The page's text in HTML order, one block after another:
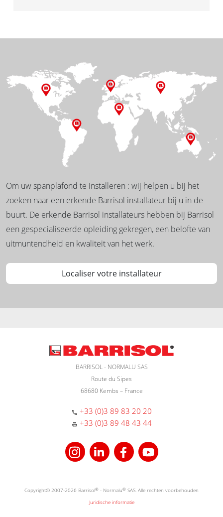
Om uw spanplafond te installeren : wij helpen u bij het
zoeken naar een erkende Barrisol installateur bij u in de
buurt. De erkende Barrisol installateurs hebben bij Barrisol
een gespecialiseerde opleiding gekregen, een belofte van
uitmuntendheid en kwaliteit van het werk.
Localiser votre installateur
BARRISOL - NORMALU SAS
Route du Sipes
68680 Kembs – France
+33 (0)3 89 83 20 20
+33 (0)3 89 48 43 44
Copyright© 2007-2026 Barrisol® - Normalu® SAS. Alle rechten voorbehouden
Juridische informatie